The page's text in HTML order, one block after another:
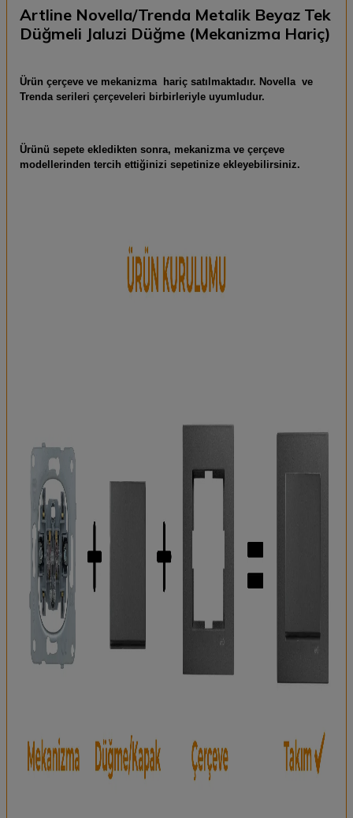
Artline Novella/Trenda Metalik Beyaz Tek
Düğmeli Jaluzi Düğme (Mekanizma Hariç)
Ürün çerçeve ve mekanizma hariç satılmaktadır. Novella ve
Trenda serileri çerçeveleri birbirleriyle uyumludur.
Ürünü sepete ekledikten sonra, mekanizma ve çerçeve
modellerinden tercih ettiğinizi sepetinize ekleyebilirsiniz.